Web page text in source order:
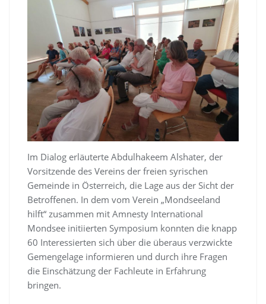
Im Dialog erläuterte Abdulhakeem Alshater, der
Vorsitzende des Vereins der freien syrischen
Gemeinde in Österreich, die Lage aus der Sicht der
Betroffenen. In dem vom Verein „Mondseeland
hilft“ zusammen mit Amnesty International
Mondsee initiierten Symposium konnten die knapp
60 Interessierten sich über die überaus verzwickte
Gemengelage informieren und durch ihre Fragen
die Einschätzung der Fachleute in Erfahrung
bringen.